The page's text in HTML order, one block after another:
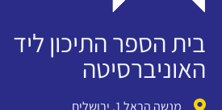
בית הספר התיכון ליד
האוניברסיטה
מנשה הראל 1, ירושלים